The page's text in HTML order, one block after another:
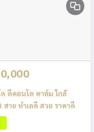
ดีคอนโด คาล์ม ใกล้
สาย ทำเลดี สวย ราคาดี